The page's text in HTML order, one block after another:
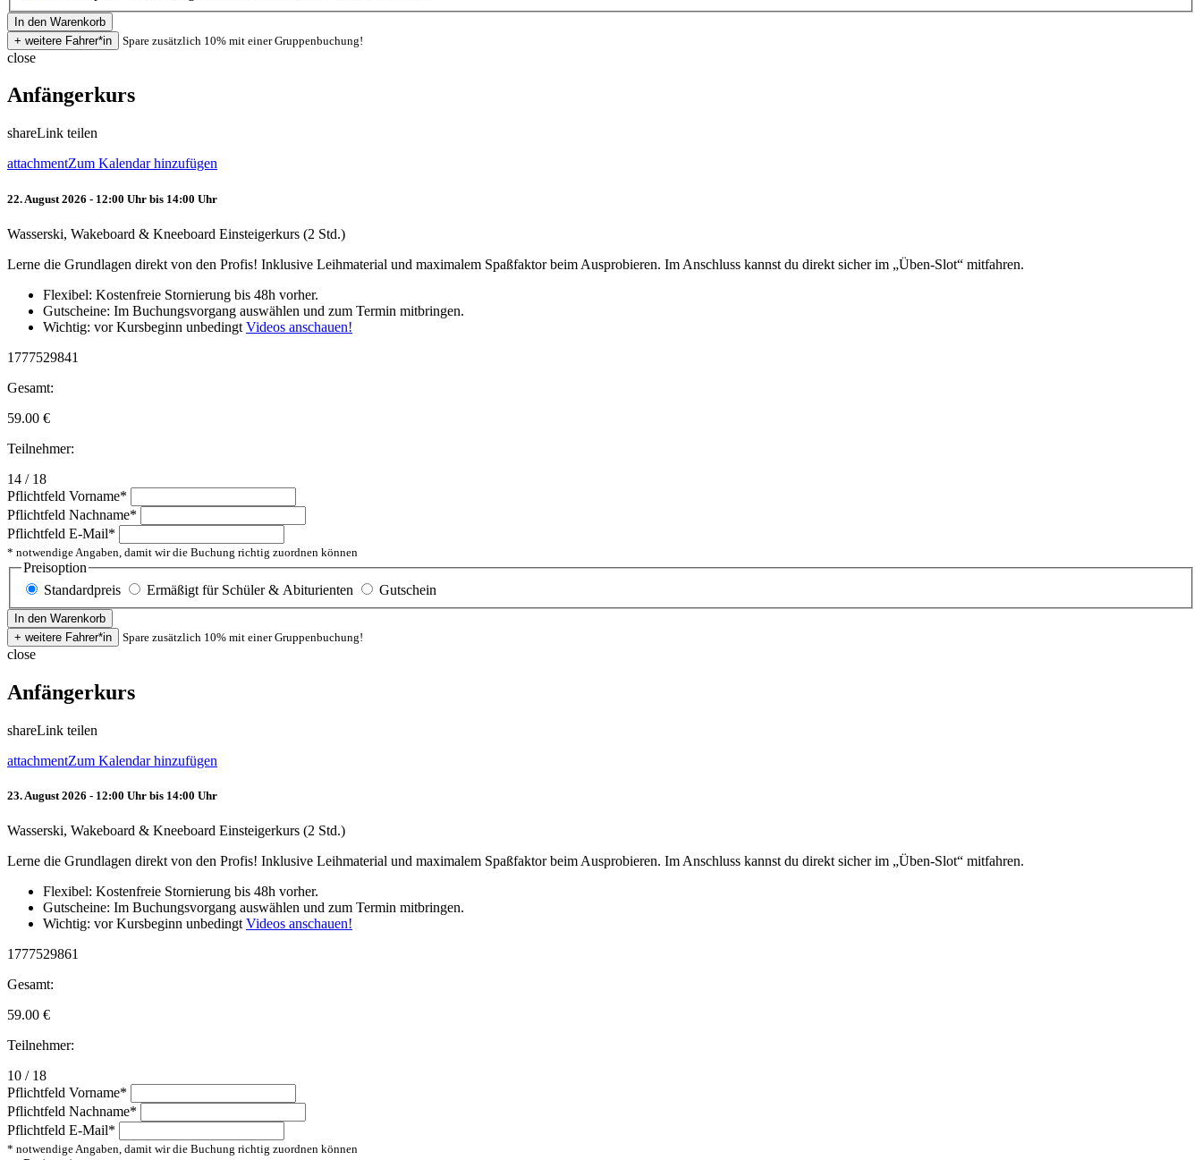
Spare zusätzlich 10% mit einer Gruppenbuchung!
close
Anfängerkurs
shareLink teilen
attachmentZum Kalendar hinzufügen
22. August 2026 - 12:00 Uhr bis 14:00 Uhr
Wasserski, Wakeboard & Kneeboard Einsteigerkurs (2 Std.)
Lerne die Grundlagen direkt von den Profis! Inklusive Leihmaterial und maximalem Spaßfaktor beim Ausprobieren. Im Anschluss kannst du direkt sicher im „Üben-Slot“ mitfahren.
Flexibel: Kostenfreie Stornierung bis 48h vorher.
Gutscheine: Im Buchungsvorgang auswählen und zum Termin mitbringen.
Wichtig: vor Kursbeginn unbedingt Videos anschauen!
1777529841
Gesamt:
59.00 €
Teilnehmer:
14 / 18
Pflichtfeld Vorname*
Pflichtfeld Nachname*
Pflichtfeld E-Mail*
* notwendige Angaben, damit wir die Buchung richtig zuordnen können
Preisoption
Standardpreis
Ermäßigt für Schüler & Abiturienten Gutschein
Spare zusätzlich 10% mit einer Gruppenbuchung!
close
Anfängerkurs
shareLink teilen
attachmentZum Kalendar hinzufügen
23. August 2026 - 12:00 Uhr bis 14:00 Uhr
Wasserski, Wakeboard & Kneeboard Einsteigerkurs (2 Std.)
Lerne die Grundlagen direkt von den Profis! Inklusive Leihmaterial und maximalem Spaßfaktor beim Ausprobieren. Im Anschluss kannst du direkt sicher im „Üben-Slot“ mitfahren.
Flexibel: Kostenfreie Stornierung bis 48h vorher.
Gutscheine: Im Buchungsvorgang auswählen und zum Termin mitbringen.
Wichtig: vor Kursbeginn unbedingtVideos anschauen!
1777529861
Gesamt:
59.00 €
Teilnehmer:
10 / 18
Pflichtfeld Vorname*
Pflichtfeld Nachname*
Pflichtfeld E-Mail*
* notwendige Angaben, damit wir die Buchung richtig zuordnen können